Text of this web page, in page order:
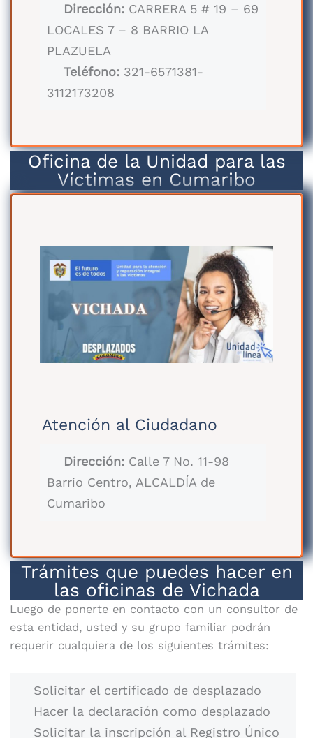
Dirección:CARRERA 5 # 19 – 69
LOCALES 7 – 8 BARRIO LA
PLAZUELA
Teléfono:321-6571381-
3112173208
Oficina de la Unidad para las
Víctimas en Cumaribo
Atención al Ciudadano
Dirección:Calle 7 No. 11-98
Barrio Centro, ALCALDÍA de
Cumaribo
Trámites que puedes hacer en
las oficinas de Vichada
Luego de ponerte en contacto con un consultor de
esta entidad, usted y su grupo familiar podrán
requerir cualquiera de los siguientes trámites:
Solicitar el certificado de desplazado
Hacer la declaración como desplazado
Solicitar la inscripción al Registro Único